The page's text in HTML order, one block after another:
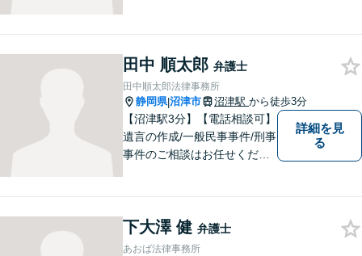
様との信頼関係を第一に、事
件解決を推敲してまいりま
す。
田中 順太郎 弁護士
田中順太郎法律事務所
静岡県|沼津市 沼津駅 から徒歩3分
【沼津駅3分】【電話相談可】
遺言の作成/一般民事事件/刑事
事件のご相談はお任せくださ
いたします。まずはお気軽に
ご相談ください。
詳細を見
る
下大澤 健 弁護士
あおば法律事務所